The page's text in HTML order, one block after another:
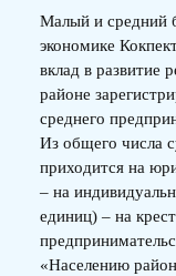
Малый и средний
экономике
вклад в развитие
районе
среднего
Из общего числа
приходится на
– на
единиц) – на
«Населению